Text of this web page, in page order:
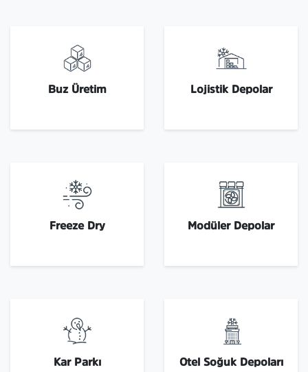
Buz Üretim Lojistik Depolar
Freeze Dry Modüler Depolar
Kar Parkı Otel Soğuk Depoları